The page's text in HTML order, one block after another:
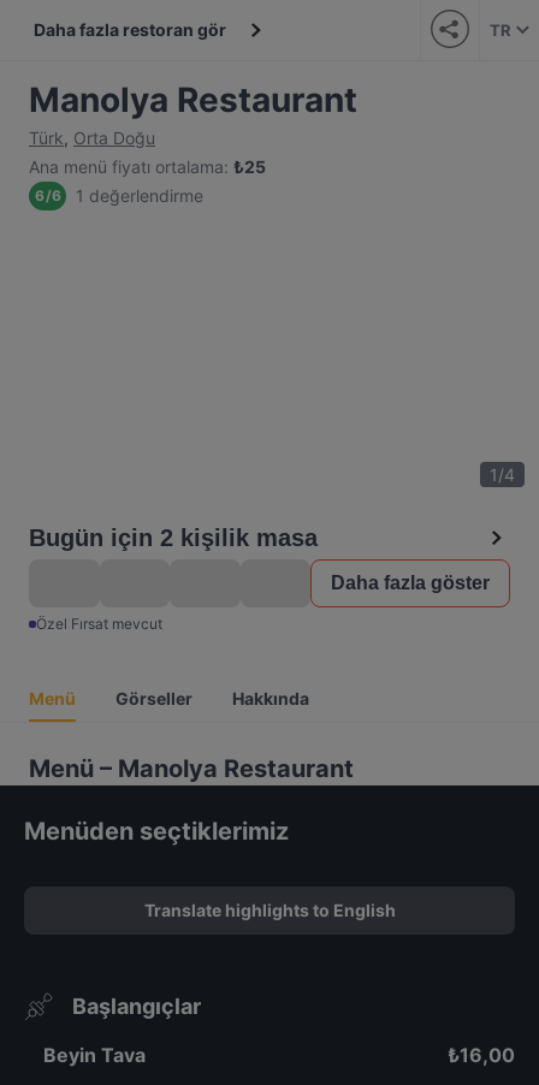
Daha fazla restoran gör TR
Manolya Restaurant
Türk, Orta Doğu
Ana menü fiyatı ortalama: ₺25
6/6 1 değerlendirme
1/4
Bugün için 2 kişilik masa
Daha fazla göster
Özel Fırsat mevcut
Menü Görseller Hakkında
Menü – Manolya Restaurant
Menüden seçtiklerimiz
Translate highlights to English
Başlangıçlar
Beyin Tava ₺16,00